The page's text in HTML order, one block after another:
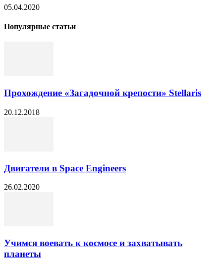
05.04.2020
Популярные статьи
Прохождение «Загадочной крепости» Stellaris
20.12.2018
Двигатели в Space Engineers
26.02.2020
Учимся воевать к космосе и захватывать
планеты